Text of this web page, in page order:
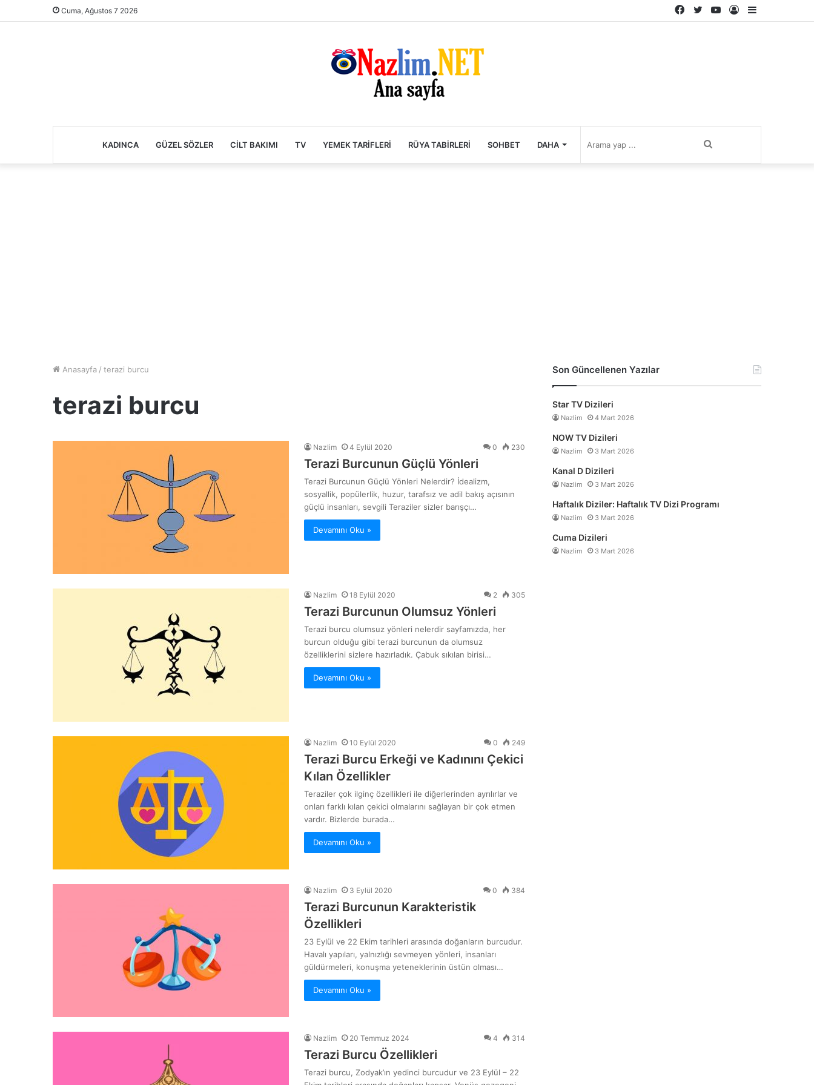
Cuma, Ağustos 7 2026
Kenar
Kayıt
YouTube
Twitter
Facebook
KADINCA GÜZEL SÖZLER CILT BAKIMI TV YEMEK TARIFLERI RÜYA TABIRLERI SOHBET DAHA
Anasayfa / terazi burcu
terazi burcu
Nazlim 4 Eylül 2020 0 230
Terazi Burcunun Güçlü Yönleri
Terazi Burcunun Güçlü Yönleri Nelerdir? İdealizm,
sosyallik, popülerlik, huzur, tarafsız ve adil bakış açısının
güçlü insanları, sevgili Teraziler sizler barışçı…
Devamını Oku »
Nazlim 18 Eylül 2020 2 305
Terazi Burcunun Olumsuz Yönleri
Terazi burcu olumsuz yönleri nelerdir sayfamızda, her
burcun olduğu gibi terazi burcunun da olumsuz
özelliklerini sizlere hazırladık. Çabuk sıkılan birisi…
Devamını Oku »
Nazlim 10 Eylül 2020 0 249
Terazi Burcu Erkeği ve Kadınını Çekici
Kılan Özellikler
Teraziler çok ilginç özellikleri ile diğerlerinden ayrılırlar ve
onları farklı kılan çekici olmalarını sağlayan bir çok etmen
vardır. Bizlerde burada…
Devamını Oku »
Nazlim 3 Eylül 2020 0 384
Terazi Burcunun Karakteristik
Özellikleri
23 Eylül ve 22 Ekim tarihleri arasında doğanların burcudur.
Havalı yapıları, yalnızlığı sevmeyen yönleri, insanları
güldürmeleri, konuşma yeteneklerinin üstün olması…
Devamını Oku »
Nazlim 20 Temmuz 2024 4 314
Terazi Burcu Özellikleri
Terazi burcu, Zodyak’ın yedinci burcudur ve 23 Eylül – 22
Son Güncellenen Yazılar
Star TV Dizileri
Nazlim 4 Mart 2026
NOW TV Dizileri
Nazlim 3 Mart 2026
Kanal D Dizileri
Nazlim 3 Mart 2026
Haftalık Diziler: Haftalık TV Dizi Programı
Nazlim 3 Mart 2026
Cuma Dizileri
Nazlim 3 Mart 2026